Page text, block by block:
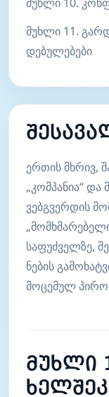
მუხლი 11.
დებულებები
ერთის მხრივ,
„კომპანია“
ვებგვერდის
საფუძველზე,
ნების
მოცემულ
მუხლი